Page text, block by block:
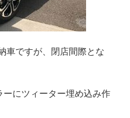
車ですが、閉店間際とな
ーにツィーター埋め込み作